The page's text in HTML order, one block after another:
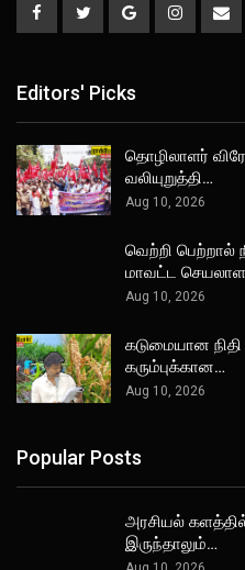
Editors' Picks
தொழிலாளர்
வலியுறுத்தி…
Aug 10, 2026
வெற்றி
மாவட்ட
Aug 10, 2026
கடுமையான நிதி
கரும்புக்கான…
Aug 10, 2026
Popular Posts
அரசியல்
இருந்தாலும்…